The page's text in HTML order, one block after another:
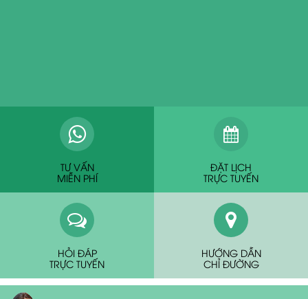
TƯ VẤN
MIỄN PHÍ
ĐẶT LỊCH
TRỰC TUYẾN
HỎI ĐÁP
TRỰC TUYẾN
HƯỚNG DẪN
CHỈ ĐƯỜNG